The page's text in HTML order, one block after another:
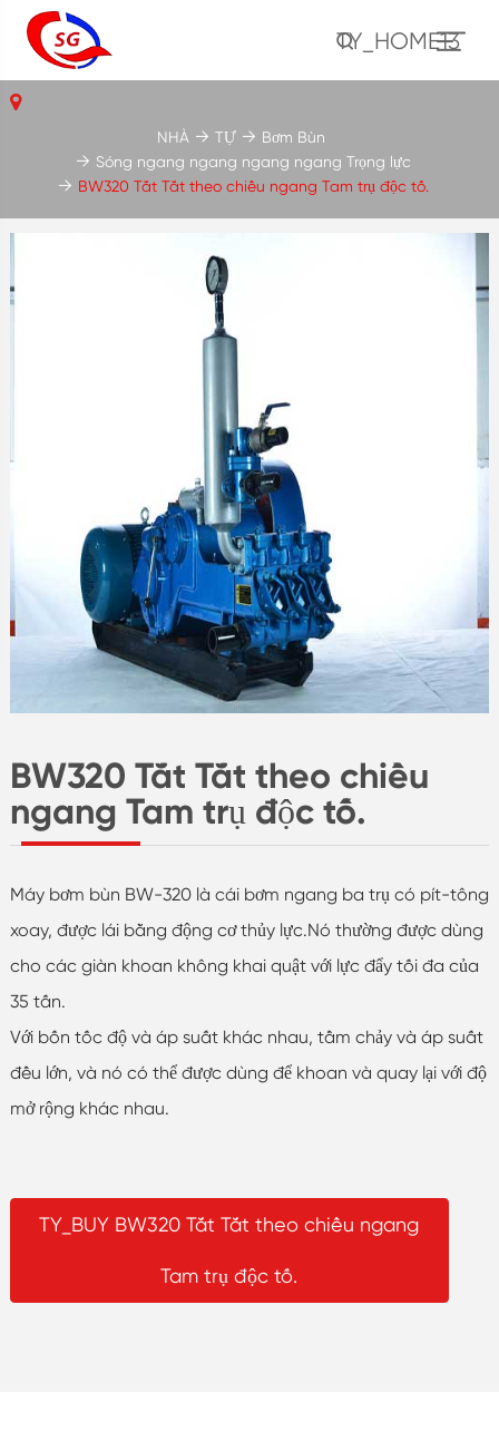
TY_HOME13
BW320 Tắt Tắt theo chiều
ngang Tam trụ độc tố.
Máy bơm bùn BW-320 là cái bơm ngang ba trụ có pít-tông
xoay, được lái bằng động cơ thủy lực.Nó thường được dùng
cho các giàn khoan không khai quật với lực đẩy tối đa của
35 tấn.
Với bốn tốc độ và áp suất khác nhau, tầm chảy và áp suất
đều lớn, và nó có thể được dùng để khoan và quay lại với độ
mở rộng khác nhau.
TY_BUY BW320 Tắt Tắt theo chiều ngang
Tam trụ độc tố.
NHÀ TỰ
Bơm Bùn
Sóng ngang ngang ngang ngang Trọng lực
BW320 Tắt Tắt theo chiều ngang Tam trụ độc tố.